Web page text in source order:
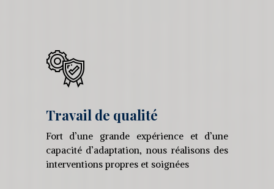
Travail de qualité
Fort d’une grande expérience et d’une
capacité d’adaptation, nous réalisons des
interventions propres et soignées